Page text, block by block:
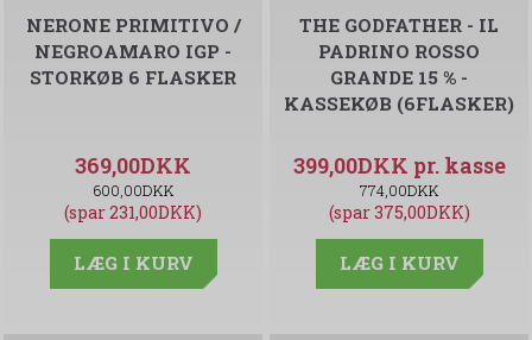
NERONE PRIMITIVO /
NEGROAMARO IGP -
STORKØB 6 FLASKER
369,00DKK
600,00DKK
(spar 231,00DKK)
LÆG I KURV
THE GODFATHER - IL
PADRINO ROSSO
GRANDE 15 % -
KASSEKØB (6FLASKER)
399,00DKK
774,00DKK
(spar 375,00DKK)
LÆG I KURV